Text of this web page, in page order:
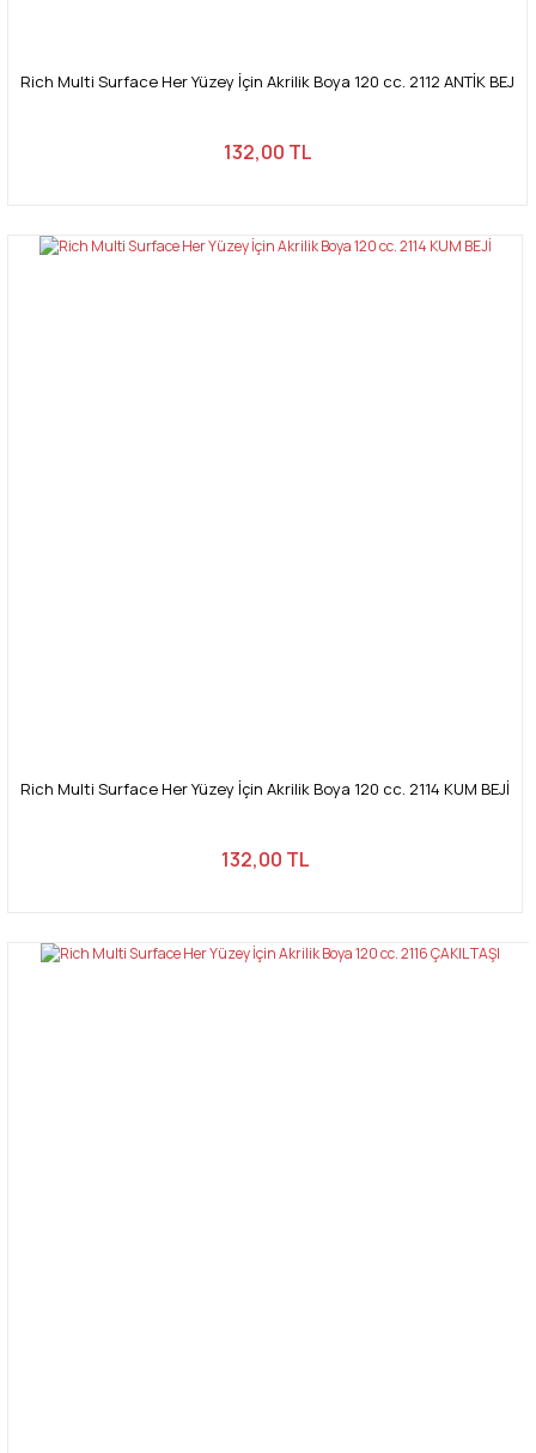
Rich Multi Surface Her Yüzey İçin Akrilik Boya 120 cc. 2112 ANTİK BEJ
132,00 TL
Rich Multi Surface Her Yüzey İçin Akrilik Boya 120 cc. 2114 KUM BEJİ
132,00 TL